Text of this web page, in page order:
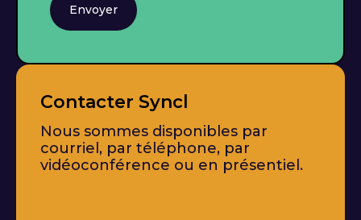
Envoyer
Contacter Syncl
Nous sommes disponibles par
courriel, par téléphone, par
vidéoconférence ou en présentiel.